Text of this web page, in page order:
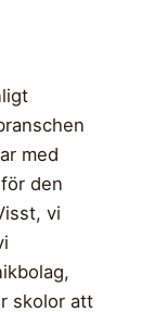
med
den
vi
skolor att